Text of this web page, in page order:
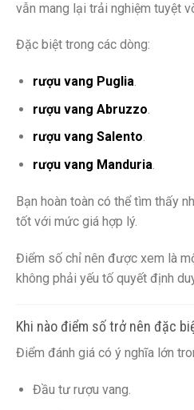
vẫn mang lại trải nghiệm tuyệt
Đặc biệt trong các dòng:
rượu vang Puglia.
rượu vang Abruzzo
rượu vang Salento.
rượu vang Manduria.
Bạn hoàn toàn có thể tìm thấy
tốt với mức giá hợp lý.
Điểm số chỉ nên được xem là
không phải yếu tố quyết định
Khi nào điểm số trở nên đặc
Điểm đánh giá có ý nghĩa lớn
Đầu tư rượu vang.